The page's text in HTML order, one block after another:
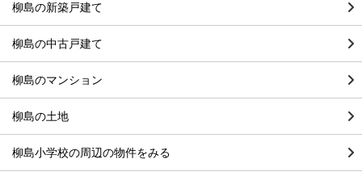
柳島の新築戸建て
柳島の中古戸建て
柳島のマンション
柳島の土地
柳島小学校の周辺の物件をみる